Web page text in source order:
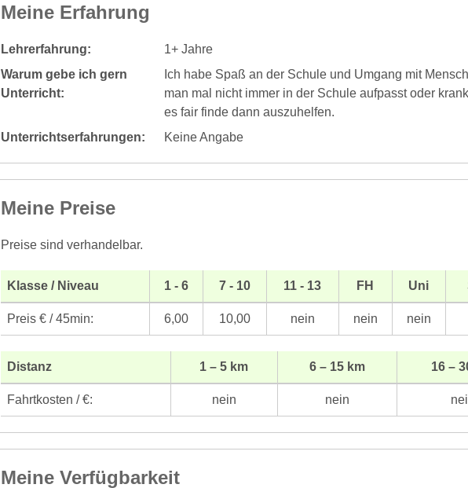
Meine Erfahrung
Lehrerfahrung:
1+ Jahre
Warum gebe ich gern
Unterricht:
Ich habe Spaß an der Schule und Umgang mit
man mal nicht immer in der Schule aufpasst oder
es fair finde dann auszuhelfen.
Unterrichtserfahrungen:
Keine Angabe
Meine Preise
Preise sind verhandelbar.
Klasse / Niveau 1 - 6 7 - 10 11 - 13 FH Uni
Preis € / 45min: 6,00 10,00 nein nein nein
Distanz 1 – 5 km 6 – 15 km 16 –
Fahrtkosten / €: nein nein
Meine Verfügbarkeit